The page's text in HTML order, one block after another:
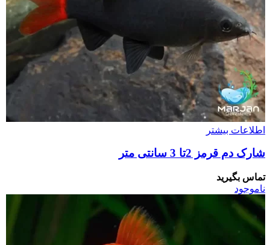
اطلاعات بیشتر
شارک دم قرمز 2تا 3 سانتی متر
تماس بگیرید
ناموجود